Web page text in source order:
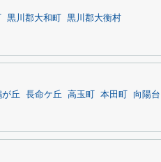
黒川郡大和町
黒川郡大衡村
が丘 長命ケ丘 高玉町 本田町
向陽台